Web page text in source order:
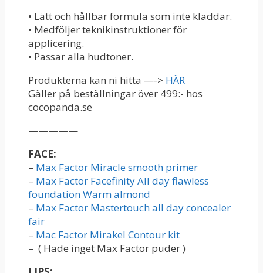
• Lätt och hållbar formula som inte kladdar.
• Medföljer teknikinstruktioner för
applicering.
• Passar alla hudtoner.
Produkterna kan ni hitta —-> HÄR
Gäller på beställningar över 499:- hos
cocopanda.se
—————
FACE:
– Max Factor Miracle smooth primer
– Max Factor Facefinity All day flawless
foundation Warm almond
– Max Factor Mastertouch all day concealer
fair
– Mac Factor Mirakel Contour kit
– ( Hade inget Max Factor puder )